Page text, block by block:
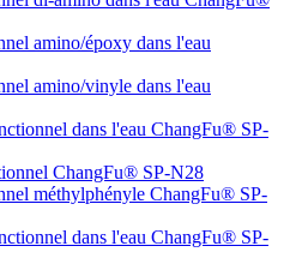
amino/époxy dans l'eau
amino/vinyle dans l'eau
dans l'eau ChangFu® SP-
ChangFu® SP-N28
méthylphényle ChangFu® SP-
dans l'eau ChangFu® SP-